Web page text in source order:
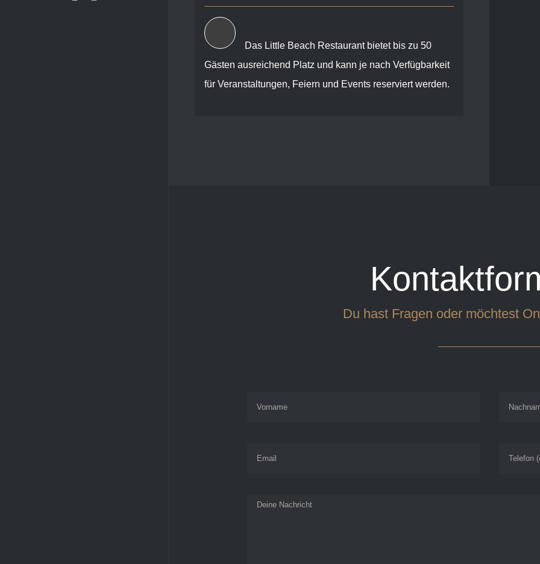
Das Little Beach Restaurant bietet bis zu 50
Gästen ausreichend Platz und kann je nach Verfügbarkeit
für Veranstaltungen, Feiern und Events reserviert werden.
Du hast Fragen oder möchtest